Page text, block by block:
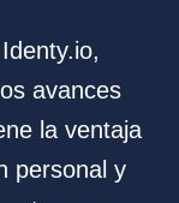
avances
la ventaja
personal y